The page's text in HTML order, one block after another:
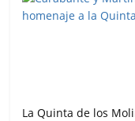
La Quinta de los